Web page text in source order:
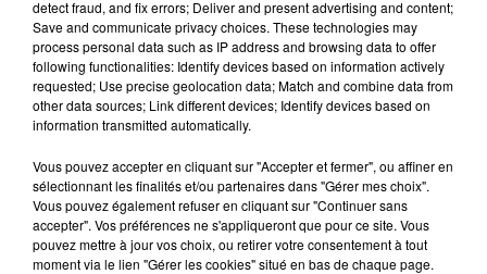
6 août 2026
CANICULE : POURQUOI LES
BOUTEILLES D'EAU
DISPARAISSENT DES RAYONS...
MANGER SAINEMENT COÛTE 25 %
PLUS CHER QU'IL Y A CINQ ANS,
ALERTE L’ONU
5 août 2026
detect fraud, and fix errors; Deliver and present advertising and content;
Save and communicate privacy choices. These technologies may
process personal data such as IP address and browsing data to offer
following functionalities: Identify devices based on information actively
requested; Use precise geolocation data; Match and combine data from
other data sources; Link different devices; Identify devices based on
information transmitted automatically.
Vous pouvez accepter en cliquant sur "Accepter et fermer", ou affiner en
sélectionnant les finalités et/ou partenaires dans "Gérer mes choix".
Vous pouvez également refuser en cliquant sur "Continuer sans
accepter". Vos préférences ne s'appliqueront que pour ce site. Vous
pouvez mettre à jour vos choix, ou retirer votre consentement à tout
moment via le lien "Gérer les cookies" situé en bas de chaque page.